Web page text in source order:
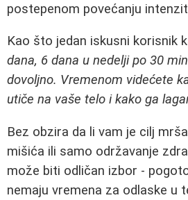
postepenom povećanju
Kao što jedan iskusni korisnik
dana, 6 dana u nedelji po 30
dovoljno. Vremenom videćete
utiče na vaše telo i kako ga
Bez obzira da li vam je cilj
mišića ili samo održavanje
može biti odličan izbor -
nemaju vremena za odlaske u